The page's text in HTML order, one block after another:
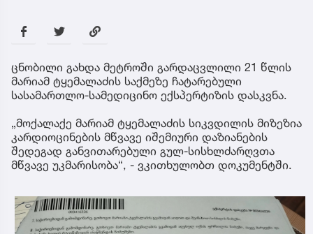
ცნობილი გახდა მეტროში გარდაცვლილი 21 წლის
მარიამ ტყემალაძის საქმეზე ჩატარებული
სასამართლო-სამედიცინო ექსპერტიზის დასკვნა.
„მოქალაქე მარიამ ტყემალაძის სიკვდილის მიზეზია
კარდიოცინების მწვავე იშემიური დაზიანების
შედეგად განვითარებული გულ-სისხლძარღვთა
მწვავე უკმარისობა“, - ვკითხულობთ დოკუმენტში.